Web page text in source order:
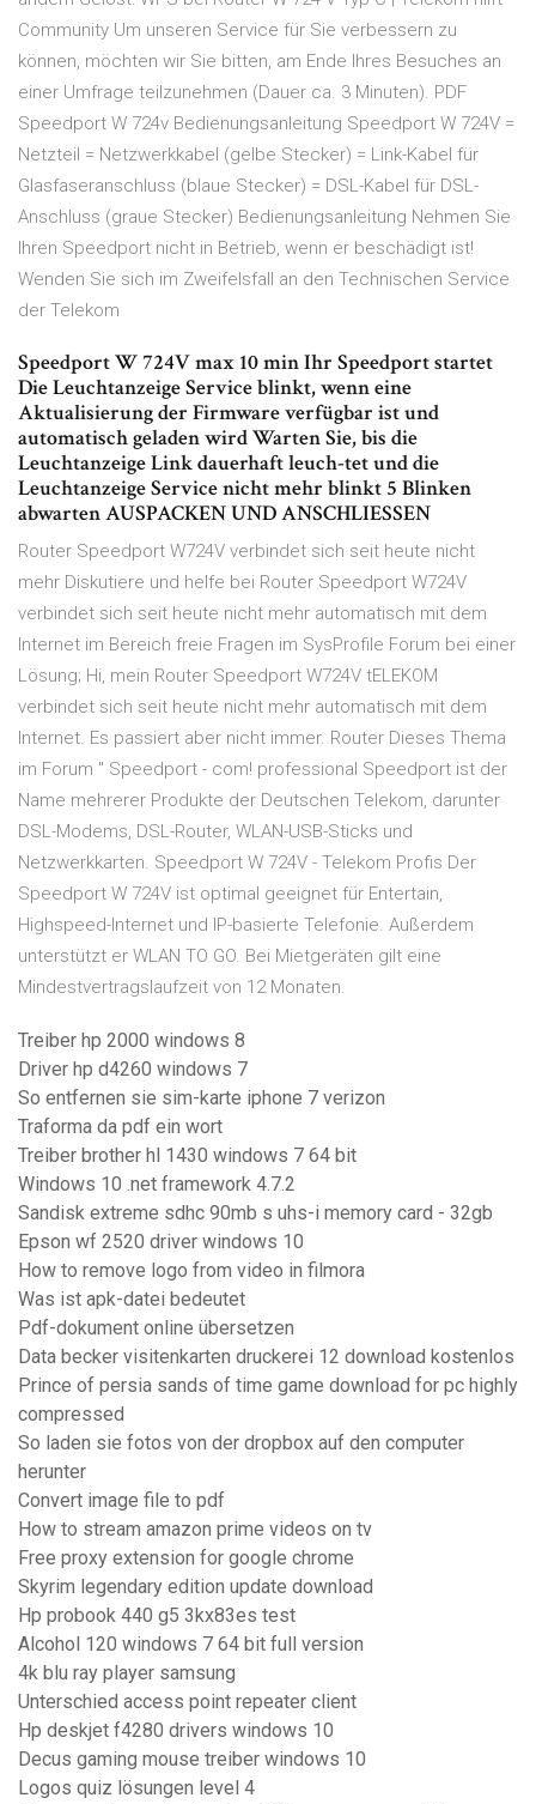
Community Um unseren Service für Sie verbessern zu
können, möchten wir Sie bitten, am Ende Ihres Besuches an
einer Umfrage teilzunehmen (Dauer ca. 3 Minuten). PDF
Speedport W 724v Bedienungsanleitung Speedport W 724V =
Netzteil = Netzwerkkabel (gelbe Stecker) = Link-Kabel für
Glasfaseranschluss (blaue Stecker) = DSL-Kabel für DSL-
Anschluss (graue Stecker) Bedienungsanleitung Nehmen Sie
Ihren Speedport nicht in Betrieb, wenn er beschädigt ist!
Wenden Sie sich im Zweifelsfall an den Technischen Service
der Telekom
Speedport W 724V max 10 min Ihr Speedport startet
Die Leuchtanzeige Service blinkt, wenn eine
Aktualisierung der Firmware verfügbar ist und
automatisch geladen wird Warten Sie, bis die
Leuchtanzeige Link dauerhaft leuch-tet und die
Leuchtanzeige Service nicht mehr blinkt 5 Blinken
abwarten AUSPACKEN UND ANSCHLIESSEN
Router Speedport W724V verbindet sich seit heute nicht
mehr Diskutiere und helfe bei Router Speedport W724V
verbindet sich seit heute nicht mehr automatisch mit dem
Internet im Bereich freie Fragen im SysProfile Forum bei einer
Lösung; Hi, mein Router Speedport W724V tELEKOM
verbindet sich seit heute nicht mehr automatisch mit dem
Internet. Es passiert aber nicht immer. Router Dieses Thema
im Forum " Speedport - com! professional Speedport ist der
Name mehrerer Produkte der Deutschen Telekom, darunter
DSL-Modems, DSL-Router, WLAN-USB-Sticks und
Netzwerkkarten. Speedport W 724V - Telekom Profis Der
Speedport W 724V ist optimal geeignet für Entertain,
Highspeed-Internet und IP-basierte Telefonie. Außerdem
unterstützt er WLAN TO GO. Bei Mietgeräten gilt eine
Mindestvertragslaufzeit von 12 Monaten.
Treiber hp 2000 windows 8
Driver hp d4260 windows 7
So entfernen sie sim-karte iphone 7 verizon
Traforma da pdf ein wort
Treiber brother hl 1430 windows 7 64 bit
Windows 10 .net framework 4.7.2
Sandisk extreme sdhc 90mb s uhs-i memory card - 32gb
Epson wf 2520 driver windows 10
How to remove logo from video in filmora
Was ist apk-datei bedeutet
Pdf-dokument online übersetzen
Data becker visitenkarten druckerei 12 download kostenlos
Prince of persia sands of time game download for pc highly
compressed
So laden sie fotos von der dropbox auf den computer
herunter
Convert image file to pdf
How to stream amazon prime videos on tv
Free proxy extension for google chrome
Skyrim legendary edition update download
Hp probook 440 g5 3kx83es test
Alcohol 120 windows 7 64 bit full version
4k blu ray player samsung
Unterschied access point repeater client
Hp deskjet f4280 drivers windows 10
Decus gaming mouse treiber windows 10
Logos quiz lösungen level 4